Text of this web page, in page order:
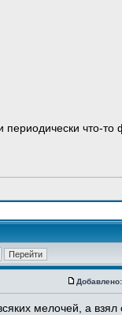
что-то
Добавлено:
мелочей, а взял